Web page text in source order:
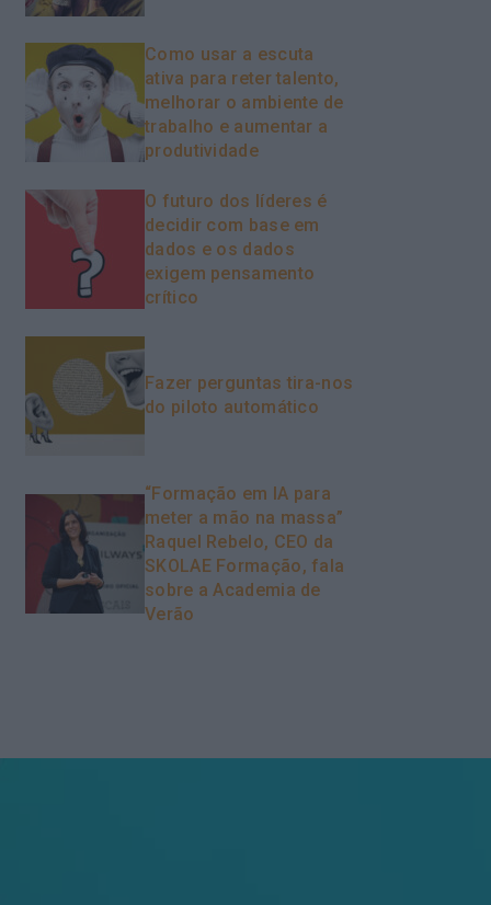
Como usar a escuta
ativa para reter talento,
melhorar o ambiente de
trabalho e aumentar a
produtividade
O futuro dos líderes é
decidir com base em
dados e os dados
exigem pensamento
crítico
Fazer perguntas tira-nos
do piloto automático
“Formação em IA para
meter a mão na massa”
Raquel Rebelo, CEO da
SKOLAE Formação, fala
sobre a Academia de
Verão